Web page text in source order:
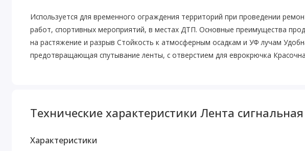
Используется для временного ограждения территорий при проведении
работ, спортивных мероприятий, в местах ДТП. Основные преимущества
на растяжение и разрыв Стойкость к атмосферным осадкам и УФ лучам
предотвращающая спутывание ленты, с отверстием для еврокрючка
Технические характеристики Лента
Характеристики